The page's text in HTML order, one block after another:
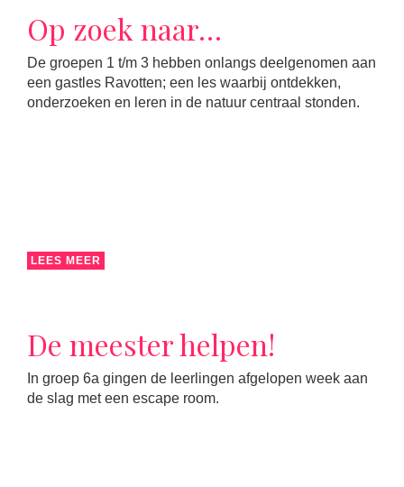
Op zoek naar…
De groepen 1 t/m 3 hebben onlangs deelgenomen aan
een gastles Ravotten; een les waarbij ontdekken,
onderzoeken en leren in de natuur centraal stonden.
LEES MEER
De meester helpen!
In groep 6a gingen de leerlingen afgelopen week aan
de slag met een escape room.